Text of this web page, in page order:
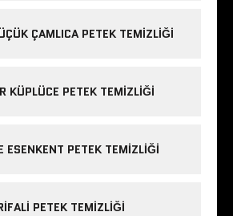
ÇAMLICA PETEK TEMIZLIĞI
KÜPLÜCE PETEK TEMIZLIĞI
ESENKENT PETEK TEMIZLIĞI
PETEK TEMIZLIĞI